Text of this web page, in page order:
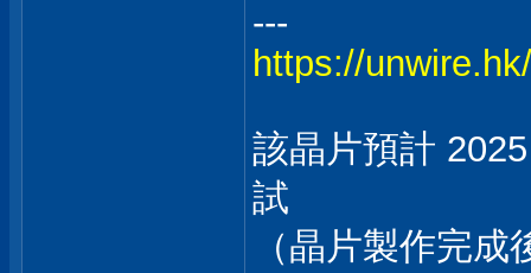
---
https://
該晶片預計
試
（晶片製作完